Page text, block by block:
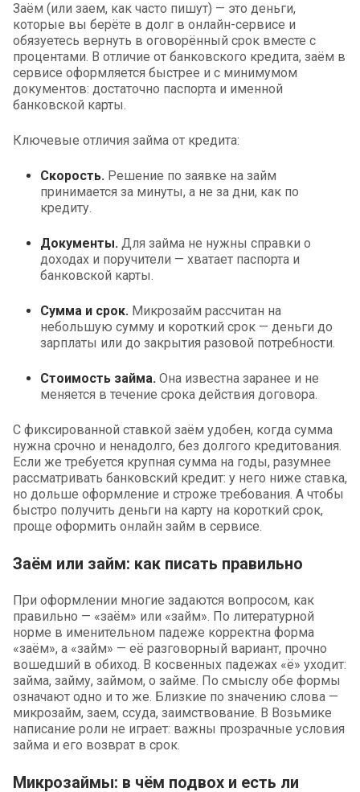
Заём (или заем, как часто пишут) — это деньги,
которые вы берёте в долг в онлайн-сервисе и
обязуетесь вернуть в оговорённый срок вместе с
процентами. В отличие от банковского кредита, заём в
сервисе оформляется быстрее и с минимумом
документов: достаточно паспорта и именной
банковской карты.
Ключевые отличия займа от кредита:
Скорость. Решение по заявке на займ
принимается за минуты, а не за дни, как по
кредиту.
Документы. Для займа не нужны справки о
доходах и поручители — хватает паспорта и
банковской карты.
Сумма и срок. Микрозайм рассчитан на
небольшую сумму и короткий срок — деньги до
зарплаты или до закрытия разовой потребности.
Стоимость займа. Она известна заранее и не
меняется в течение срока действия договора.
С фиксированной ставкой заём удобен, когда сумма
нужна срочно и ненадолго, без долгого кредитования.
Если же требуется крупная сумма на годы, разумнее
рассматривать банковский кредит: у него ниже ставка,
но дольше оформление и строже требования. А чтобы
быстро получить деньги на карту на короткий срок,
проще оформить онлайн займ в сервисе.
Заём или займ: как писать правильно
При оформлении многие задаются вопросом, как
правильно — «заём» или «займ». По литературной
норме в именительном падеже корректна форма
«заём», а «займ» — её разговорный вариант, прочно
вошедший в обиход. В косвенных падежах «ё» уходит:
займа, займу, займом, о займе. По смыслу обе формы
означают одно и то же. Близкие по значению слова —
микрозайм, заем, ссуда, заимствование. В Возьмике
написание роли не играет: важны прозрачные условия
займа и его возврат в срок.
Микрозаймы: в чём подвох и есть ли